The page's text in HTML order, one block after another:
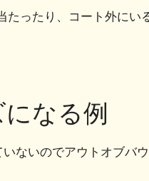
たったり、コート外に
なる例
ないのでアウトオブバウ